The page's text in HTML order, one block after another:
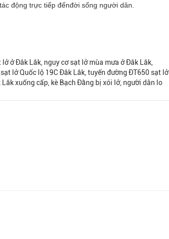
động trực tiếp đếnđời sống người dân.
ở Đắk Lắk, nguy cơ sạt lở mùa mưa ở Đắk Lắk,
lở Quốc lộ 19C Đắk Lắk, tuyến đường ĐT650 sạt lở
xuống cấp, kè Bạch Đằng bị xói lở, người dân lo